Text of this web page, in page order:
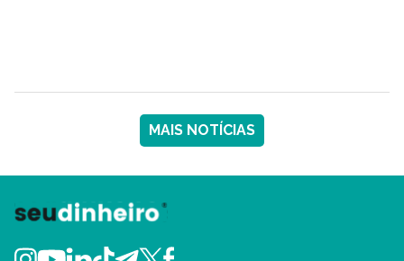
MAIS NOTÍCIAS